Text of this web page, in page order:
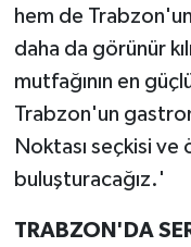
hem de
daha da görünür
mutfağının en
Trabzon'un
Noktası seçkisi
buluşturacağız.'
TRABZON'DA